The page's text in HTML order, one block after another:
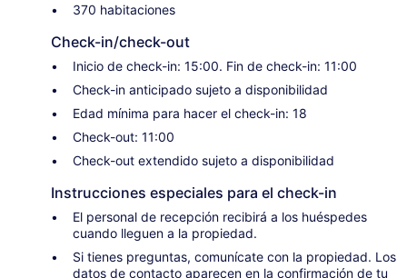
370 habitaciones
Check-in/check-out
Inicio de check-in: 15:00. Fin de check-in: 11:00
Check-in anticipado sujeto a disponibilidad
Edad mínima para hacer el check-in: 18
Check-out: 11:00
Check-out extendido sujeto a disponibilidad
Instrucciones especiales para el check-in
El personal de recepción recibirá a los huéspedes
cuando lleguen a la propiedad.
Si tienes preguntas, comunícate con la propiedad. Los
datos de contacto aparecen en la confirmación de tu